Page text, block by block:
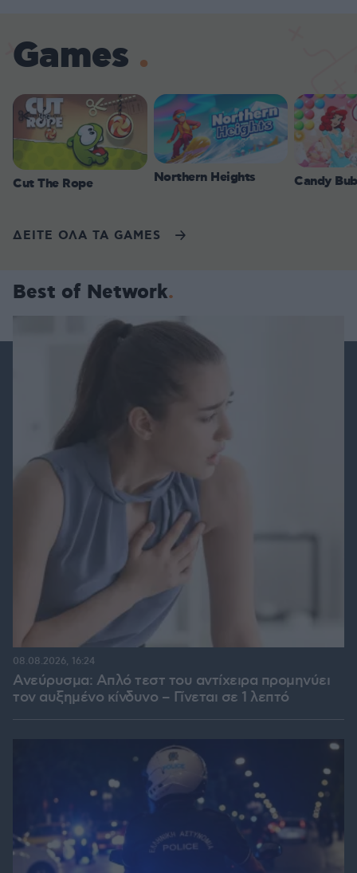
Games
Cut The Rope Northern Heights Candy
ΔΕΙΤΕ ΟΛΑ ΤΑ GAMES
Best of Network
Ανεύρυσμα: Απλό τεστ του αντίχειρα προμηνύει
τον αυξημένο κίνδυνο – Γίνεται σε 1 λεπτό
08.08.2026, 16:24